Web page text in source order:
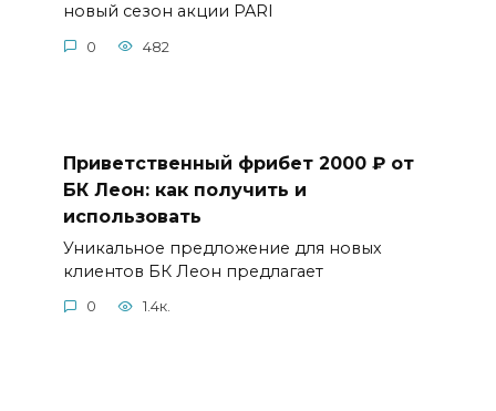
новый сезон акции PARI
0 482
Приветственный фрибет 2000 ₽ от
БК Леон: как получить и
использовать
Уникальное предложение для новых
клиентов БК Леон предлагает
0 1.4к.